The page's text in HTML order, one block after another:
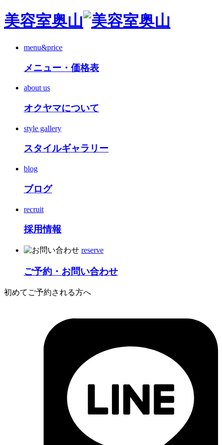
美容室奥山
menu&price
メニュー・価格表
about us
オクヤマについて
style gallery
スタイルギャラリー
blog
ブログ
recruit
採用情報
reserve
ご予約・お問い合わせ
初めてご予約される方へ